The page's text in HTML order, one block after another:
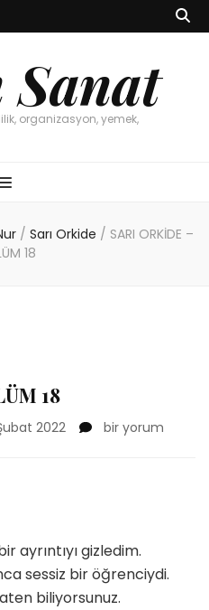
Sanat
organizasyon, yemek,
/ Sarı Orkide / SARI ORKİDE –
18
18
2022
SARI
bir yorum
ayrıntıyı gizledim.
sessiz bir öğrenciydi.
biliyorsunuz.